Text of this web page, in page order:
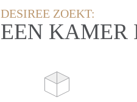
DESIREE ZOEKT:
EEN KAMER